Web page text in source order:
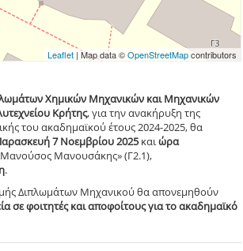
Leaflet| Map data ©OpenStreetMapcontributors
Χημικών Μηχανικών και Μηχανικών
Κρήτης, για την ανακήρυξη της
του ακαδημαϊκού έτους 2024-2025, θα
7 Νοεμβρίου 2025καιώρα
Μανουσάκης» (Γ2.1),
.
Διπλωμάτων Μηχανικού θα απονεμηθούν
σε φοιτητές και αποφοίτους για το ακαδημαϊκό